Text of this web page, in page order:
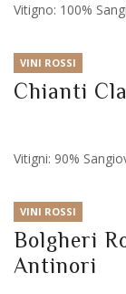
Vitigno: 100%
VINI ROSSI
Chianti
Vitigni: 90%
VINI ROSSI
Bolgheri
Antinori